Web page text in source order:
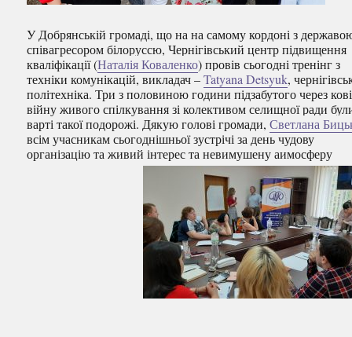
У Добрянській громаді, що на на самому кордоні з
співагресором білоруссю, Чернігівський центр підвищення
кваліфікації (Наталія Коваленко) провів сьогодні тренінг з
техніки комунікацій, викладач –Tatyana Detsyuk,
політехніка. Три з половиною години підзабутого через
війну живого спілкування зі колективом селищної ради
варті такої подорожі. Дякую голові громади,Светлана
всім учасникам сьогоднішньої зустрічі за день чудову
організацію та живий інтерес та невимушену аимосферу